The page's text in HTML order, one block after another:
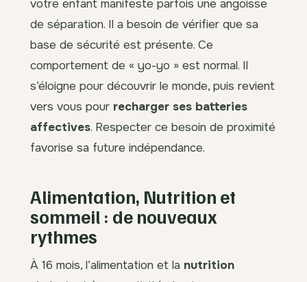
votre enfant manifeste parfois une angoisse
de séparation. Il a besoin de vérifier que sa
base de sécurité est présente. Ce
comportement de « yo-yo » est normal. Il
s’éloigne pour découvrir le monde, puis revient
vers vous pour recharger ses batteries
affectives. Respecter ce besoin de proximité
favorise sa future indépendance.
Alimentation, Nutrition et
sommeil : de nouveaux
rythmes
À 16 mois, l’alimentation et la nutrition